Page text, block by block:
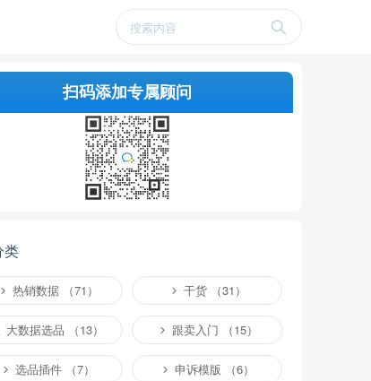
扫码添加专属顾问
类
热销数据 （71） 干货 （31）
大数据选品 （13） 跟卖入门 （15）
选品插件 （7） 申诉模版 （6）